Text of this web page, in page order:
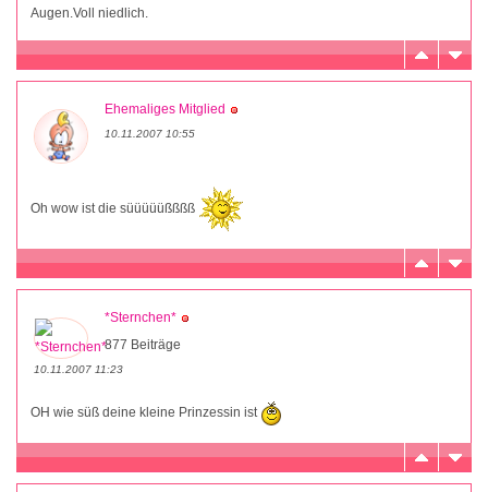
Augen.Voll niedlich.
Ehemaliges Mitglied
10.11.2007 10:55
Oh wow ist die süüüüüßßßß
*Sternchen*
877 Beiträge
10.11.2007 11:23
OH wie süß deine kleine Prinzessin ist